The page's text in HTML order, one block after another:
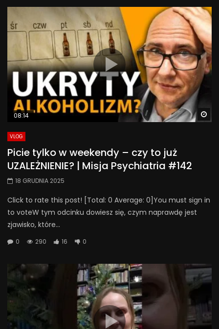
08:14
VLOG
Picie tylko w weekendy – czy to już
UZALEŻNIENIE? | Misja Psychiatria #142
18 GRUDNIA 2025
Click to rate this post! [Total: 0 Average: 0]You must sign in
to voteW tym odcinku dowiesz się, czym naprawdę jest
zjawisko, które...
0 290 16 0